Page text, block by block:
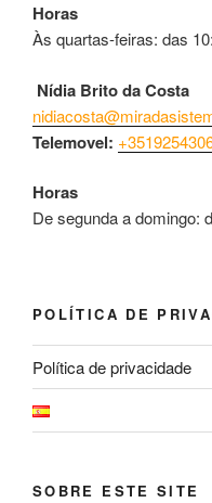
Horas
Às quartas-feiras: das
Nídia Brito da Costa
Telemovel:
Horas
De segunda a domingo:
POLÍTICA DE
Política de privacidade
SOBRE ESTE SITE